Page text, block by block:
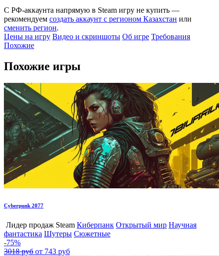
С РФ-аккаунта напрямую в Steam игру не купить —
рекомендуем создать аккаунт с регионом Казахстан или
сменить регион.
Цены на игру Видео и скриншоты Об игре Требования
Похожие
Похожие игры
Cyberpunk 2077
Лидер продаж Steam Киберпанк Открытый мир Научная
фантастика Шутеры Сюжетные
-75%
3018 руб от 743 руб